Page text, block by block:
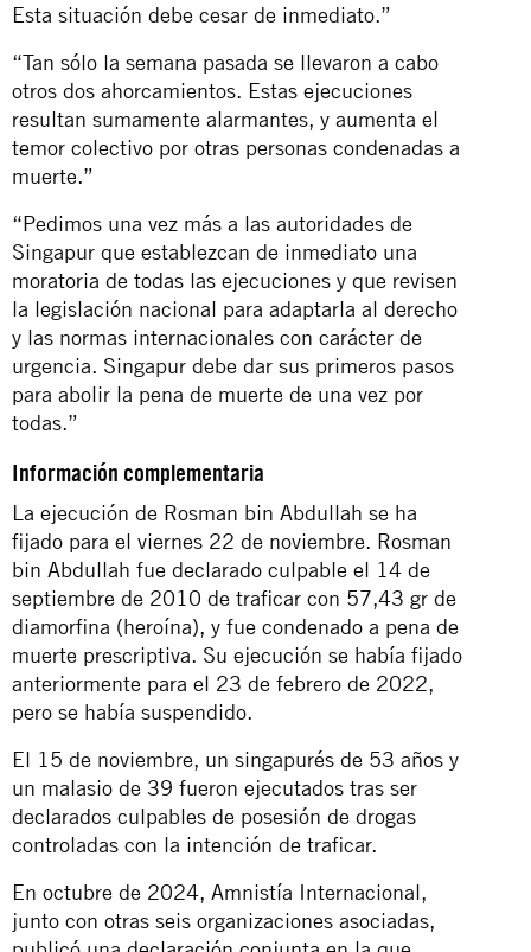
Esta situación debe cesar de inmediato.”
“Tan sólo la semana pasada se llevaron a cabo
otros dos ahorcamientos. Estas ejecuciones
resultan sumamente alarmantes, y aumenta el
temor colectivo por otras personas condenadas a
muerte.”
“Pedimos una vez más a las autoridades de
Singapur que establezcan de inmediato una
moratoria de todas las ejecuciones y que revisen
la legislación nacional para adaptarla al derecho
y las normas internacionales con carácter de
urgencia. Singapur debe dar sus primeros pasos
para abolir la pena de muerte de una vez por
todas.”
Información complementaria
La ejecución de Rosman bin Abdullah se ha
fijado para el viernes 22 de noviembre. Rosman
bin Abdullah fue declarado culpable el 14 de
septiembre de 2010 de traficar con 57,43 gr de
diamorfina (heroína), y fue condenado a pena de
muerte prescriptiva. Su ejecución se había fijado
anteriormente para el 23 de febrero de 2022,
pero se había suspendido.
El 15 de noviembre, un singapurés de 53 años y
un malasio de 39 fueron ejecutados tras ser
declarados culpables de posesión de drogas
controladas con la intención de traficar.
En octubre de 2024, Amnistía Internacional,
junto con otras seis organizaciones asociadas,